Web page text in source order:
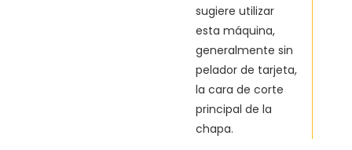
sugiere utilizar
esta máquina,
generalmente sin
pelador de tarjeta,
la cara de corte
principal de la
chapa.